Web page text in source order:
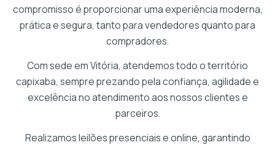
compromisso é proporcionar uma experiência moderna,
prática e segura, tanto para vendedores quanto para
compradores.
Com sede em Vitória, atendemos todo o território
capixaba, sempre prezando pela confiança, agilidade e
excelência no atendimento aos nossos clientes e
parceiros.
Realizamos leilões presenciais e online, garantindo